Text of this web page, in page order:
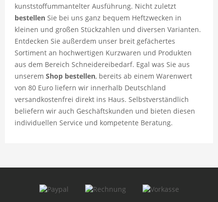
kunststoffummantelter Ausführung. Nicht zuletzt
bestellen Sie bei uns ganz bequem Heftzwecken in
kleinen und großen Stückzahlen und diversen Varianten.
Entdecken Sie außerdem unser breit gefächertes
Sortiment an hochwertigen Kurzwaren und Produkten
aus dem Bereich Schneidereibedarf. Egal was Sie aus
unserem Shop bestellen, bereits ab einem Warenwert
von 80 Euro liefern wir innerhalb Deutschland
versandkostenfrei direkt ins Haus. Selbstverständlich
beliefern wir auch Geschäftskunden und bieten diesen
individuellen Service und kompetente Beratung.